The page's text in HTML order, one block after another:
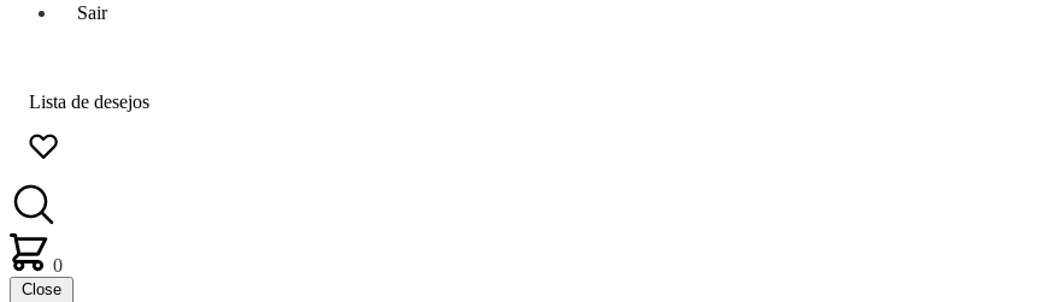
Sair
Lista de desejos
0
Close